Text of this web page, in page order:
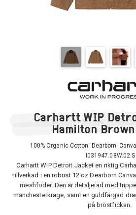
Carhartt WIP
Hamilton
100% Organic Cotton 'Dearborn'
I031947.08W.02.S
Carhartt WIP Detroit Jacket en riktig
tillverkad i en robust 12 oz Dearborn
meshfoder. Den är detaljerad med
manchesterkrage, samt en guldfärgad
på bröstfickan.